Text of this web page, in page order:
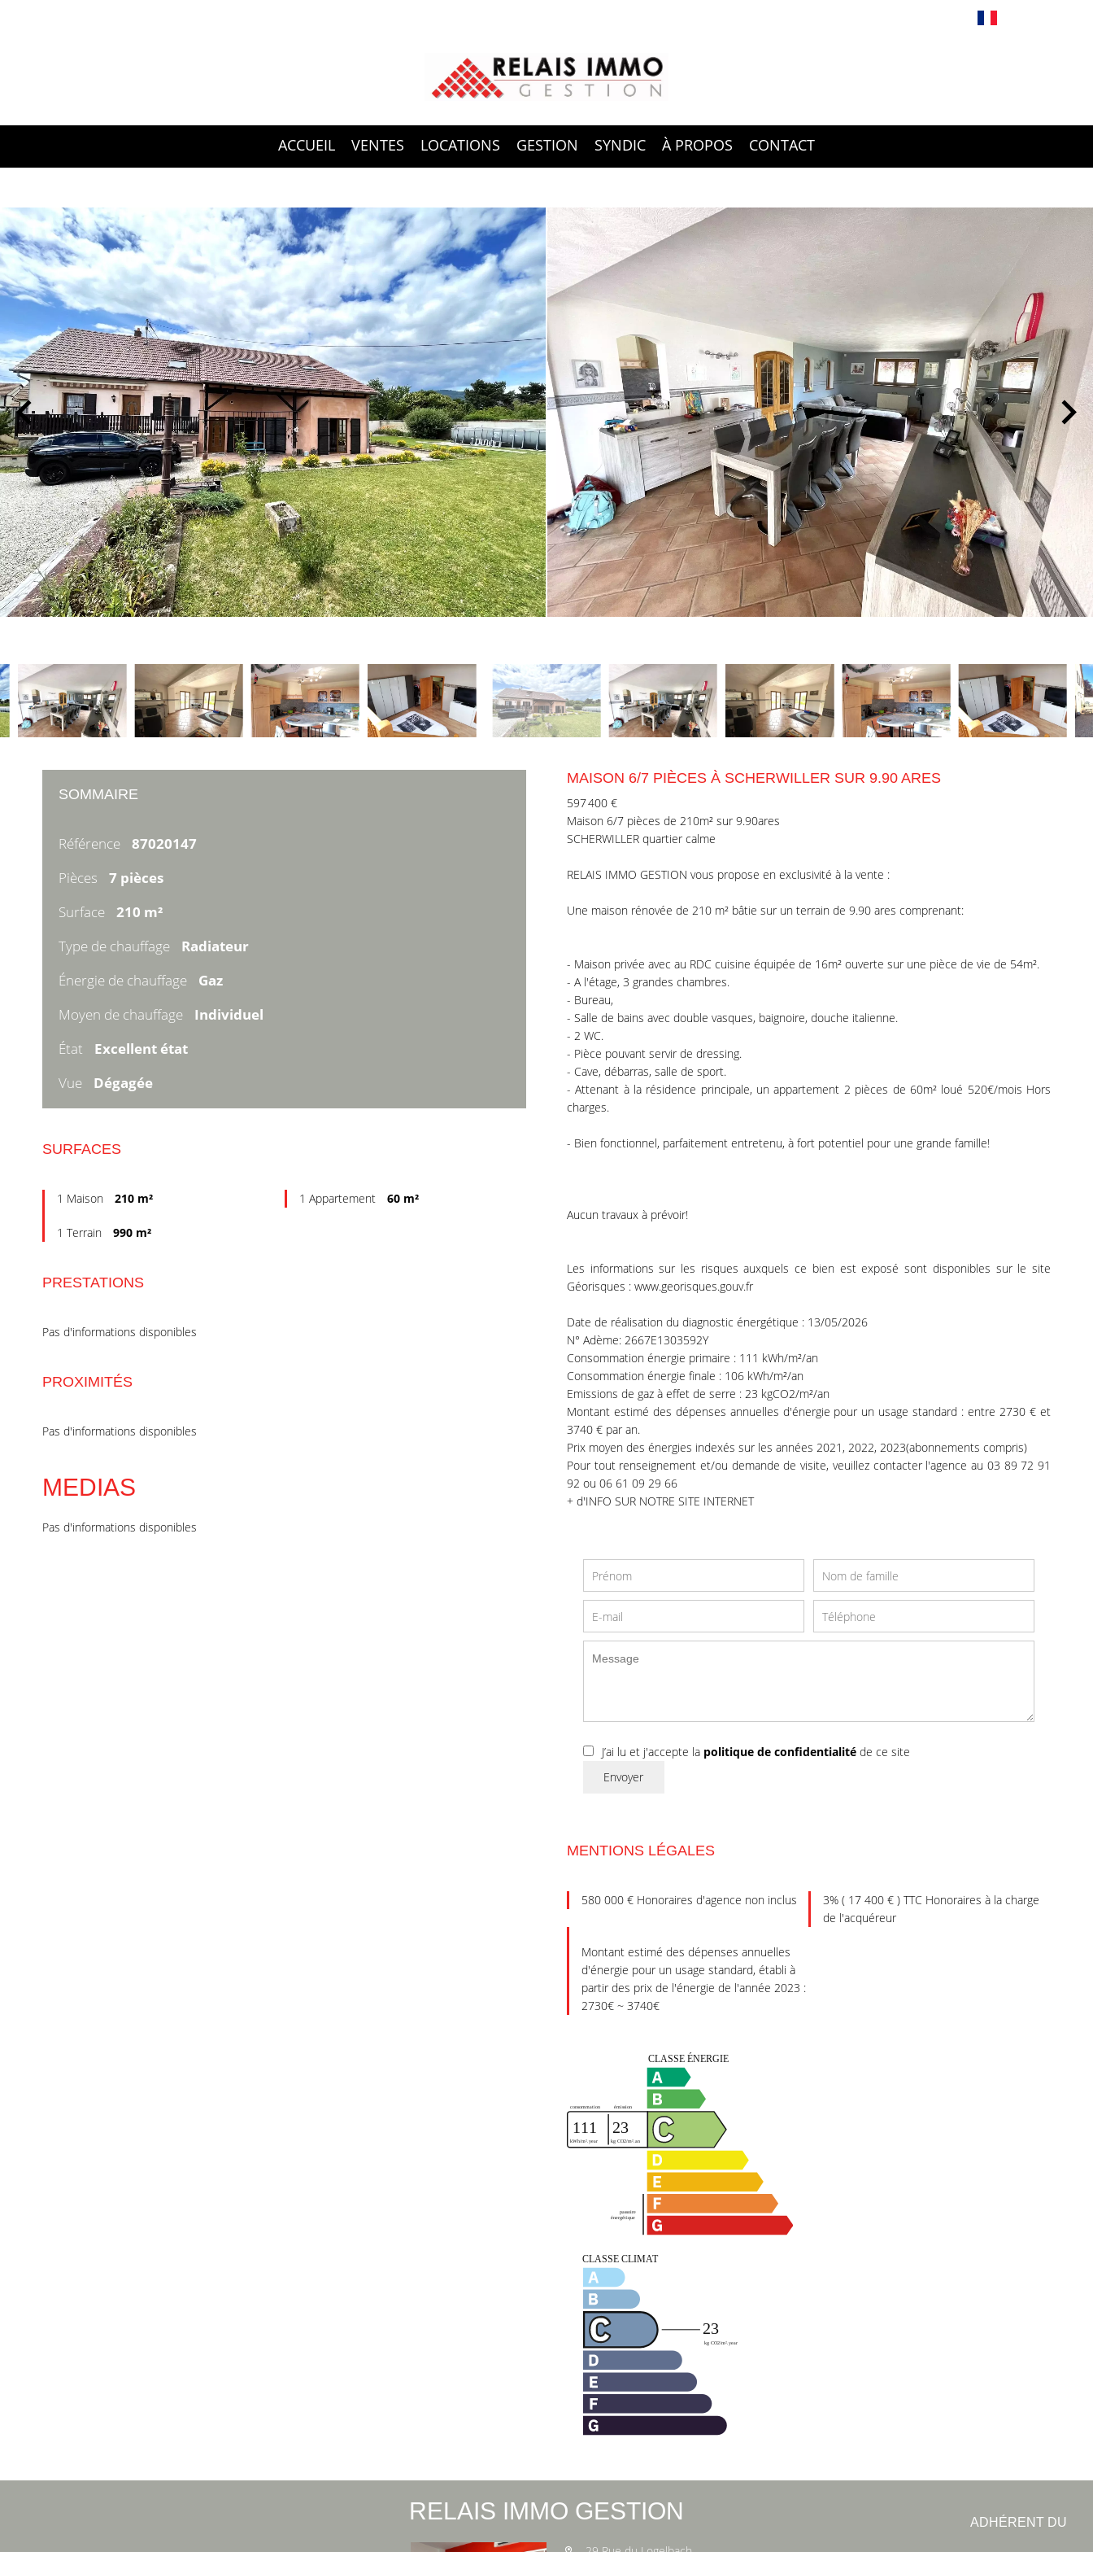
ACCUEIL VENTES LOCATIONS GESTION SYNDIC À PROPOS CONTACT
SOMMAIRE
Référence
87020147
Pièces
7 pièces
Surface
210 m²
Type de chauffage
Radiateur
Énergie de chauffage
Gaz
Moyen de chauffage
Individuel
État
Excellent état
Vue
Dégagée
SURFACES
1 Maison 210 m² 1 Appartement 60 m²
1 Terrain 990 m²
PRESTATIONS
Pas d'informations disponibles
PROXIMITÉS
Pas d'informations disponibles
MEDIAS
Pas d'informations disponibles
MAISON 6/7 PIÈCES À SCHERWILLER SUR 9.90 ARES
597 400 €
Maison 6/7 pièces de 210m² sur 9.90ares
SCHERWILLER quartier calme
RELAIS IMMO GESTION vous propose en exclusivité à la vente :
Une maison rénovée de 210 m² bâtie sur un terrain de 9.90 ares comprenant:
- Maison privée avec au RDC cuisine équipée de 16m² ouverte sur une pièce de vie de 54m².
- A l'étage, 3 grandes chambres.
- Bureau,
- Salle de bains avec double vasques, baignoire, douche italienne.
- 2 WC.
- Pièce pouvant servir de dressing.
- Cave, débarras, salle de sport.
- Attenant à la résidence principale, un appartement 2 pièces de 60m² loué 520€/mois Hors
charges.
- Bien fonctionnel, parfaitement entretenu, à fort potentiel pour une grande famille!
Aucun travaux à prévoir!
Les informations sur les risques auxquels ce bien est exposé sont disponibles sur le site
Géorisques : www.georisques.gouv.fr
Date de réalisation du diagnostic énergétique : 13/05/2026
N° Adème: 2667E1303592Y
Consommation énergie primaire : 111 kWh/m²/an
Consommation énergie finale : 106 kWh/m²/an
Emissions de gaz à effet de serre : 23 kgCO2/m²/an
Montant estimé des dépenses annuelles d'énergie pour un usage standard : entre 2730 € et
3740 € par an.
Prix moyen des énergies indexés sur les années 2021, 2022, 2023(abonnements compris)
Pour tout renseignement et/ou demande de visite, veuillez contacter l'agence au 03 89 72 91
92 ou 06 61 09 29 66
+ d'INFO SUR NOTRE SITE INTERNET
J’ai lu et j'accepte la politique de confidentialitéde ce site
Envoyer
MENTIONS LÉGALES
580 000 € Honoraires d'agence non inclus
3% ( 17 400 € ) TTC Honoraires à la charge
de l'acquéreur
Montant estimé des dépenses annuelles
d'énergie pour un usage standard, établi à
partir des prix de l'énergie de l'année 2023 :
2730€ ~ 3740€
ADHÉRENT DU
RELAIS IMMO GESTION